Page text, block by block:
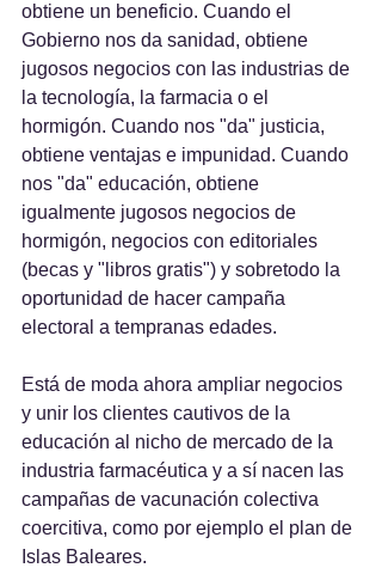
obtiene un beneficio. Cuando el
Gobierno nos da sanidad, obtiene
jugosos negocios con las industrias de
la tecnología, la farmacia o el
hormigón. Cuando nos "da" justicia,
obtiene ventajas e impunidad. Cuando
nos "da" educación, obtiene
igualmente jugosos negocios de
hormigón, negocios con editoriales
(becas y "libros gratis") y sobretodo la
oportunidad de hacer campaña
electoral a tempranas edades.
Está de moda ahora ampliar negocios
y unir los clientes cautivos de la
educación al nicho de mercado de la
industria farmacéutica y a sí nacen las
campañas de vacunación colectiva
coercitiva, como por ejemplo el plan de
Islas Baleares.